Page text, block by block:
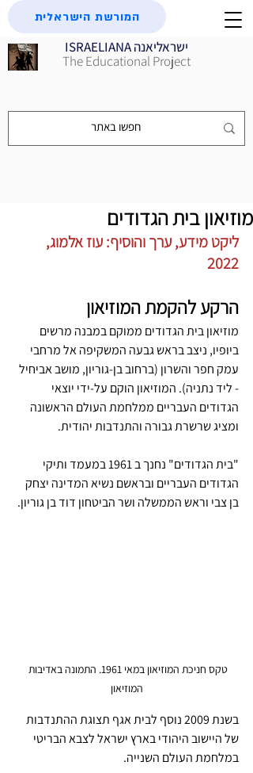
ISRAELIANA ישראליאנה
The Educational Project
המורשת הישראלית
מוזיאון בית הגדודים
ליקט מידע, ערך והוסיף: עוז אלמוג,
2022
הרקע להקמת המוזיאון
מוזיאון בית הגדודים ממוקם במבנה מרשים
ביופיו, ניצב בראש גבעה המשקיפה אל מרחבי
עמק חפר והשרון (ברחוב בן-גוריון, מושב אביחיל
- ליד נתניה). המוזיאון הוקם על-ידי יוצאי
הגדודים העבריים ממלחמת העולם הראשונה
ומציג שרשרת גבורה והתנדבות יהודית.
"בית הגדודים" נחנך ב 1961 במעמד ותיקי
הגדודים העבריים ובראשם נשיא המדינה יצחק
בן צבי וראש הממשלה ושר הביטחון דוד בן גוריון.
טקס חניכת המוזיאון במאי 1961. התמונה באדיבות
המוזיאון
בשנת 2009 נוסף לבית אגף תצוגת ההתנדבות
של היישוב היהודי בארץ ישראל לצבא הבריטי
במלחמת העולם השנייה.